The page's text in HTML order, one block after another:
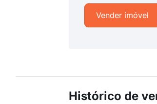
Vender imóvel
Histórico de